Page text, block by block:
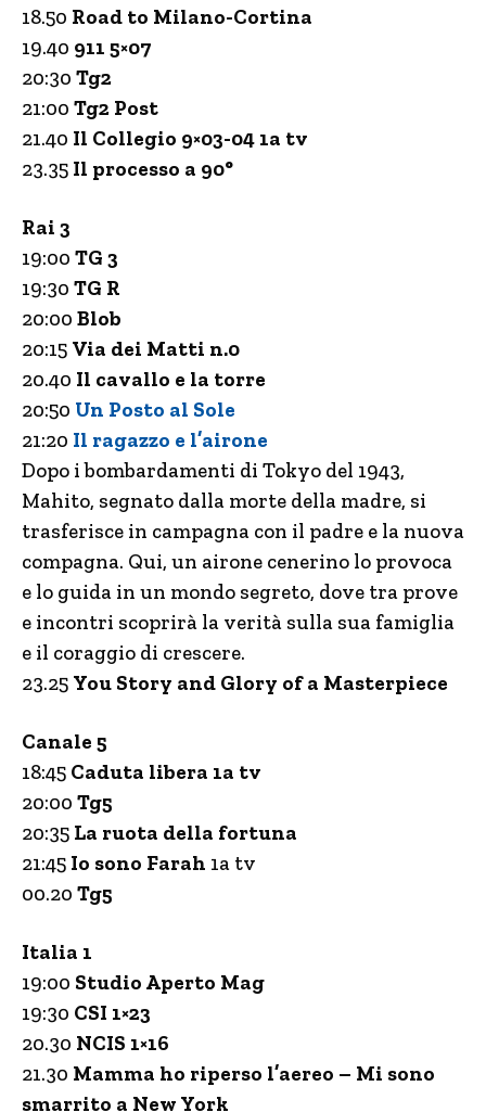
18.50 Road to Milano-Cortina
19.40 911 5×07
20:30 Tg2
21:00 Tg2 Post
21.40 Il Collegio 9×03-04 1a tv
23.35 Il processo a 90°
Rai 3
19:00 TG 3
19:30 TG R
20:00 Blob
20:15 Via dei Matti n.0
20.40 Il cavallo e la torre
20:50 Un Posto al Sole
21:20 Il ragazzo e l’airone
Dopo i bombardamenti di Tokyo del 1943,
Mahito, segnato dalla morte della madre, si
trasferisce in campagna con il padre e la nuova
compagna. Qui, un airone cenerino lo provoca
e lo guida in un mondo segreto, dove tra prove
e incontri scoprirà la verità sulla sua famiglia
e il coraggio di crescere.
23.25 You Story and Glory of a Masterpiece
Canale 5
18:45 Caduta libera 1a tv
20:00 Tg5
20:35 La ruota della fortuna
21:45 Io sono Farah 1a tv
00.20 Tg5
Italia 1
19:00 Studio Aperto Mag
19:30 CSI 1×23
20.30 NCIS 1×16
21.30 Mamma ho riperso l’aereo – Mi sono
smarrito a New York